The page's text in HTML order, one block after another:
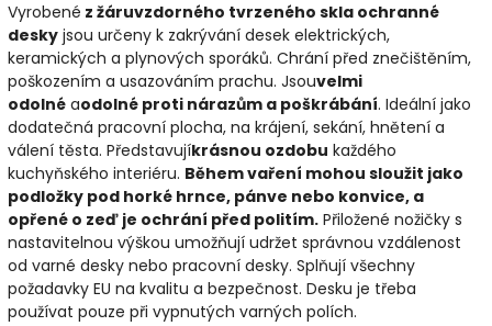
Vyrobené z žáruvzdorného tvrzeného skla ochranné
desky jsou určeny k zakrývání desek elektrických,
keramických a plynových sporáků. Chrání před znečištěním,
poškozením a usazováním prachu. Jsouvelmi
odolné aodolné proti nárazům a poškrábání. Ideální jako
dodatečná pracovní plocha, na krájení, sekání, hnětení a
válení těsta. Představujíkrásnou ozdobu každého
kuchyňského interiéru. Během vaření mohou sloužit jako
podložky pod horké hrnce, pánve nebo konvice, a
opřené o zeď je ochrání před politím. Přiložené nožičky s
nastavitelnou výškou umožňují udržet správnou vzdálenost
od varné desky nebo pracovní desky. Splňují všechny
požadavky EU na kvalitu a bezpečnost. Desku je třeba
používat pouze při vypnutých varných polích.